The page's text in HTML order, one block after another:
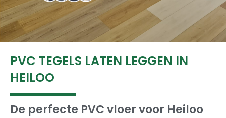
PVC TEGELS LATEN LEGGEN IN
HEILOO
De perfecte PVC vloer voor Heiloo